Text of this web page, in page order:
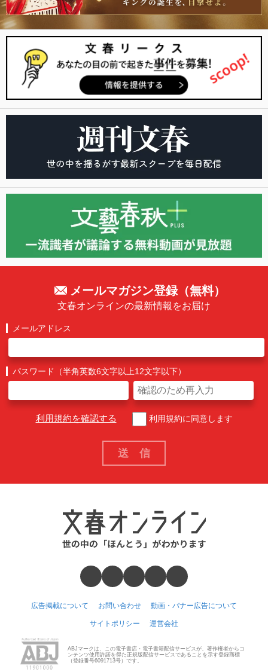
メールマガジン登録（無料）
文春オンラインの最新情報をお届け
メールアドレス
パスワード（半角英数6文字以上12文字以下）
利用規約を確認する 利用規約に同意します
広告掲載について お問い合わせ 動画・バナー広告について
サイトポリシー 運営会社
ABJマークは、この電子書店・電子書籍配信サービスが、著作権者からコ
ンテンツ使用許諾を得た正規版配信サービスであることを示す登録商標
（登録番号6091713号）です。